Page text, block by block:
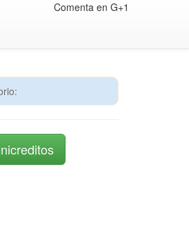
Comenta en G+1